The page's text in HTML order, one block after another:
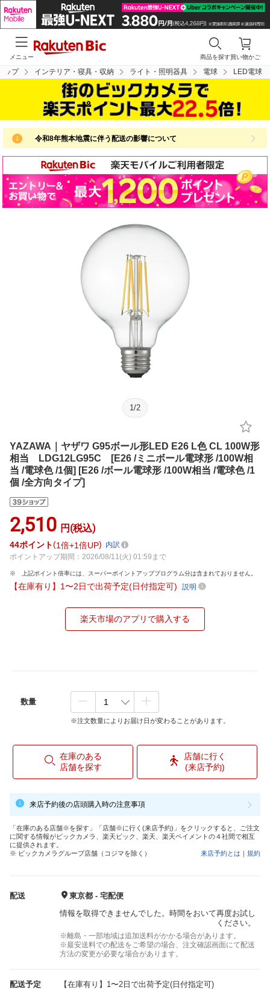
買い物かご
商品を探す
メニュー
ップ インテリア・寝具・収納 ライト・照明器具 電球 LED電球
令和8年熊本地震に伴う配送の影響について
1 /2
YAZAWA｜ヤザワ G95ボール形LED E26 L色 CL 100W形
相当 LDG12LG95C [E26 /ミニボール電球形 /100W相
当 /電球色 /1個] [E26 /ボール電球形 /100W相当 /電球色 /1
個 /全方向タイプ]
2,510 円(税込)
44ポイント 1倍 1倍UP
内訳
ポイントアップ期間：2026/08/11(火) 01:59まで
上記ポイント倍率には、スーパーポイントアッププログラム分は含まれておりません。
【在庫有り】1〜2日で出荷予定(日付指定可) 説明
楽天市場のアプリで購入する
数量
※注文数量によりお届け日が変わることがあります。
在庫のある
店舗を探す
店舗に行く
(来店予約)
来店予約後の店頭購入時の注意事項
「在庫のある店舗※を探す」「店舗※に行く(来店予約)」をクリックすると、ご注文
に関する情報がビックカメラ、楽天ビック、楽天、楽天ペイメントの４社間で相互
に提供されます。
※ ビックカメラグループ店舗（コジマを除く）
来店予約とは ｜ 規約
配送
東京都 - 宅配便
情報を取得できませんでした。時間をおいて再度お試し
ください。
※離島・一部地域は追加送料がかかる場合があります。
※最安送料での配送をご希望の場合、注文確認画面にて配送
方法の変更が必要な場合があります。
配送予定 【在庫有り】1〜2日で出荷予定(日付指定可)